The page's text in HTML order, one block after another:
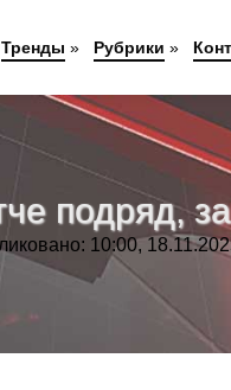
подряд,
10:00,
Тренды » Рубрики »